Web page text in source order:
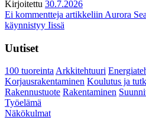
Kirjoitettu 30.7.2026
Ei kommentteja artikkeliin Aurora
käynnistyy Iissä
Uutiset
100 tuoreintaArkkitehtuuri
Korjausrakentaminen Koulutus ja
Rakennustuote Rakentaminen
Työelämä
Näkökulmat